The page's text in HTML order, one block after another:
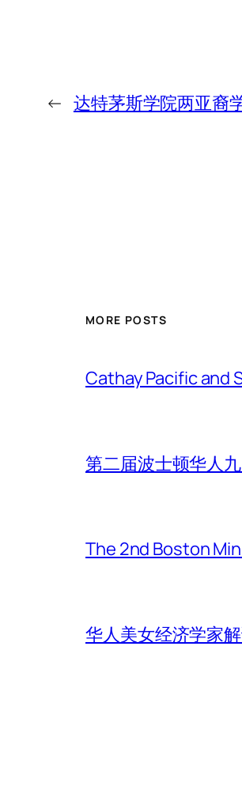
← 达特茅斯学院两亚裔
MORE POSTS
Cathay Pacific and
第二届波士顿华人
The 2nd Boston
华人美女经济学家